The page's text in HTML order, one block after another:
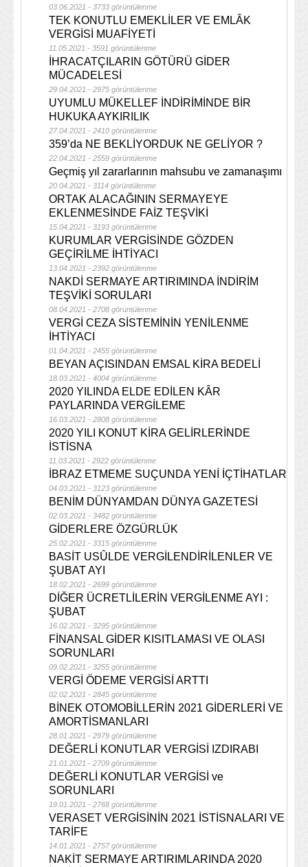
03.06.2021 - 3733 görüntülenme
TEK KONUTLU EMEKLİLER VE EMLÂK
VERGİSİ MUAFİYETİ
11.05.2021 - 3591 görüntülenme
İHRACATÇILARIN GÖTÜRÜ GİDER
MÜCADELESİ
29.04.2021 - 2975 görüntülenme
UYUMLU MÜKELLEF İNDİRİMİNDE BİR
HUKUKA AYKIRILIK
27.04.2021 - 2410 görüntülenme
359’da NE BEKLİYORDUK NE GELİYOR ?
22.04.2021 - 2559 görüntülenme
Geçmiş yıl zararlarının mahsubu ve zamanaşımı
20.04.2021 - 3114 görüntülenme
ORTAK ALACAĞININ SERMAYEYE
EKLENMESİNDE FAİZ TEŞVİKİ
15.04.2021 - 3193 görüntülenme
KURUMLAR VERGİSİNDE GÖZDEN
GEÇİRİLME İHTİYACI
13.04.2021 - 2392 görüntülenme
NAKDİ SERMAYE ARTIRIMINDA İNDİRİM
TEŞVİKİ SORULARI
08.04.2021 - 2708 görüntülenme
VERGİ CEZA SİSTEMİNİN YENİLENME
İHTİYACI
01.04.2021 - 2455 görüntülenme
BEYAN AÇISINDAN EMSAL KİRA BEDELİ
18.03.2021 - 4004 görüntülenme
2020 YILINDA ELDE EDİLEN KÂR
PAYLARINDA VERGİLEME
16.03.2021 - 2808 görüntülenme
2020 YILI KONUT KİRA GELİRLERİNDE
İSTİSNA
11.03.2021 - 2922 görüntülenme
İBRAZ ETMEME SUÇUNDA YENİ İÇTİHATLAR
04.03.2021 - 3123 görüntülenme
BENİM DÜNYAMDAN DÜNYA GAZETESİ
02.03.2021 - 3482 görüntülenme
GİDERLERE ÖZGÜRLÜK
25.02.2021 - 3315 görüntülenme
BASİT USÛLDE VERGİLENDİRİLENLER VE
ŞUBAT AYI
18.02.2021 - 2699 görüntülenme
DİĞER ÜCRETLİLERİN VERGİLENME AYI :
ŞUBAT
16.02.2021 - 3295 görüntülenme
FİNANSAL GİDER KISITLAMASI VE OLASI
SORUNLARI
09.02.2021 - 3255 görüntülenme
VERGİ ÖDEME VERGİSİ ARTTI
02.02.2021 - 2845 görüntülenme
BİNEK OTOMOBİLLERİN 2021 GİDERLERİ VE
AMORTİSMANLARI
28.01.2021 - 2979 görüntülenme
DEĞERLİ KONUTLAR VERGİSİ IZDIRABI
21.01.2021 - 2709 görüntülenme
DEĞERLİ KONUTLAR VERGİSİ ve
SORUNLARI
19.01.2021 - 2768 görüntülenme
VERASET VERGİSİNİN 2021 İSTİSNALARI VE
TARİFE
14.01.2021 - 2757 görüntülenme
NAKİT SERMAYE ARTIRIMLARINDA 2020